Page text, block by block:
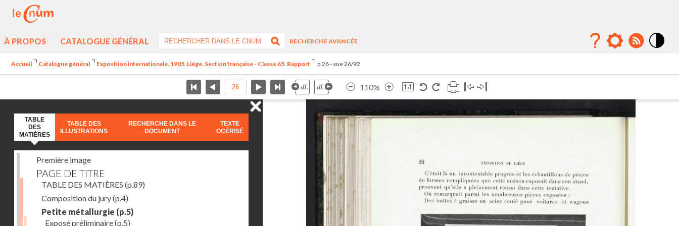
À PROPOS CATALOGUE GÉNÉRAL
RECHERCHE AVANCÉE
Accueil Catalogue général Exposition internationale. 1905. Liège. Section française - Classe 65. Rapport p.26 - vue 26/92
110%
TABLE
DES
MATIÈRES
TABLE DES
ILLUSTRATIONS
RECHERCHE DANS LE
DOCUMENT
TEXTE
OCÉRISÉ
Première image
PAGE DE TITRE
TABLE DES MATIÈRES (p.89)
Composition du jury(p.4)
Petite métallurgie (p.5)
Exposé préliminaire(p.5)